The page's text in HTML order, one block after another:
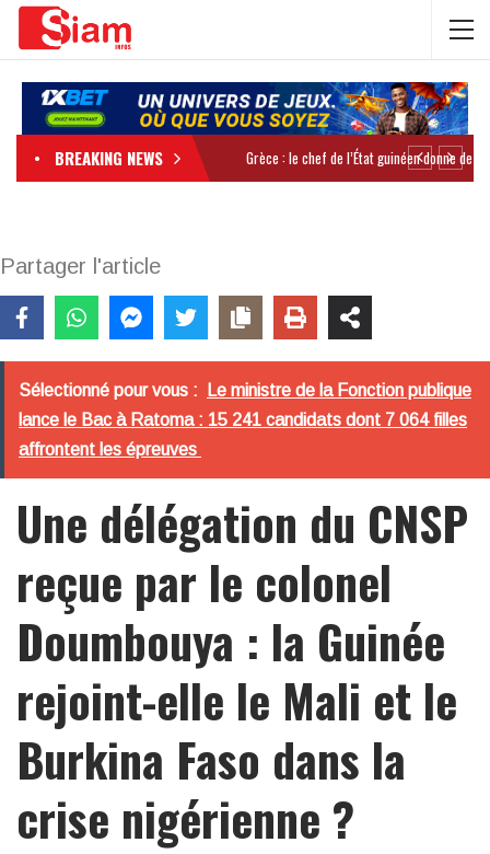
BREAKING NEWS
Partager l'article
Sélectionné pour vous :
Le ministre de la Fonction publique
lance le Bac à Ratoma : 15 241 candidats dont 7 064 filles
affrontent les épreuves
Une délégation du CNSP
reçue par le colonel
Doumbouya : la Guinée
rejoint-elle le Mali et le
Burkina Faso dans la
crise nigérienne ?